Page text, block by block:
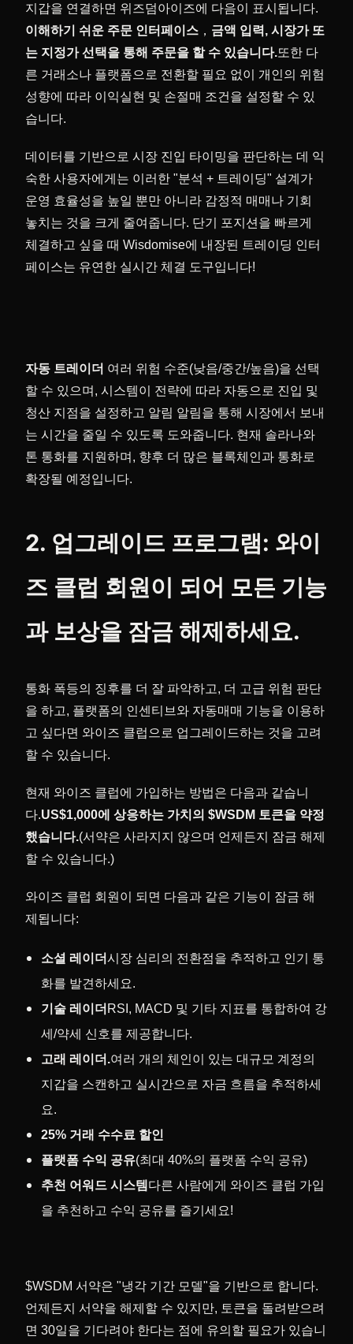
지갑을 연결하면 위즈덤아이즈에 다음이 표시됩니다.
이해하기 쉬운 주문 인터페이스 ， 금액 입력, 시장가 또
는 지정가 선택을 통해 주문을 할 수 있습니다.또한 다
른 거래소나 플랫폼으로 전환할 필요 없이 개인의 위험
성향에 따라 이익실현 및 손절매 조건을 설정할 수 있
습니다.
데이터를 기반으로 시장 진입 타이밍을 판단하는 데 익
숙한 사용자에게는 이러한 "분석 + 트레이딩" 설계가
운영 효율성을 높일 뿐만 아니라 감정적 매매나 기회
놓치는 것을 크게 줄여줍니다. 단기 포지션을 빠르게
체결하고 싶을 때 Wisdomise에 내장된 트레이딩 인터
페이스는 유연한 실시간 체결 도구입니다!
자동 트레이더 여러 위험 수준(낮음/중간/높음)을 선택
할 수 있으며, 시스템이 전략에 따라 자동으로 진입 및
청산 지점을 설정하고 알림 알림을 통해 시장에서 보내
는 시간을 줄일 수 있도록 도와줍니다. 현재 솔라나와
톤 통화를 지원하며, 향후 더 많은 블록체인과 통화로
확장될 예정입니다.
2. 업그레이드 프로그램: 와이
즈 클럽 회원이 되어 모든 기능
과 보상을 잠금 해제하세요.
통화 폭등의 징후를 더 잘 파악하고, 더 고급 위험 판단
을 하고, 플랫폼의 인센티브와 자동매매 기능을 이용하
고 싶다면 와이즈 클럽으로 업그레이드하는 것을 고려
할 수 있습니다.
현재 와이즈 클럽에 가입하는 방법은 다음과 같습니
다.US$1,000에 상응하는 가치의 $WSDM 토큰을 약정
했습니다.(서약은 사라지지 않으며 언제든지 잠금 해제
할 수 있습니다.)
와이즈 클럽 회원이 되면 다음과 같은 기능이 잠금 해
제됩니다:
소셜 레이더시장 심리의 전환점을 추적하고 인기 통
화를 발견하세요.
기술 레이더 RSI, MACD 및 기타 지표를 통합하여 강
세/약세 신호를 제공합니다.
고래 레이더.여러 개의 체인이 있는 대규모 계정의
지갑을 스캔하고 실시간으로 자금 흐름을 추적하세
요.
25% 거래 수수료 할인
플랫폼 수익 공유(최대 40%의 플랫폼 수익 공유)
추천 어워드 시스템 다른 사람에게 와이즈 클럽 가입
을 추천하고 수익 공유를 즐기세요!
$WSDM 서약은 "냉각 기간 모델"을 기반으로 합니다.
언제든지 서약을 해제할 수 있지만, 토큰을 돌려받으려
면 30일을 기다려야 한다는 점에 유의할 필요가 있습니